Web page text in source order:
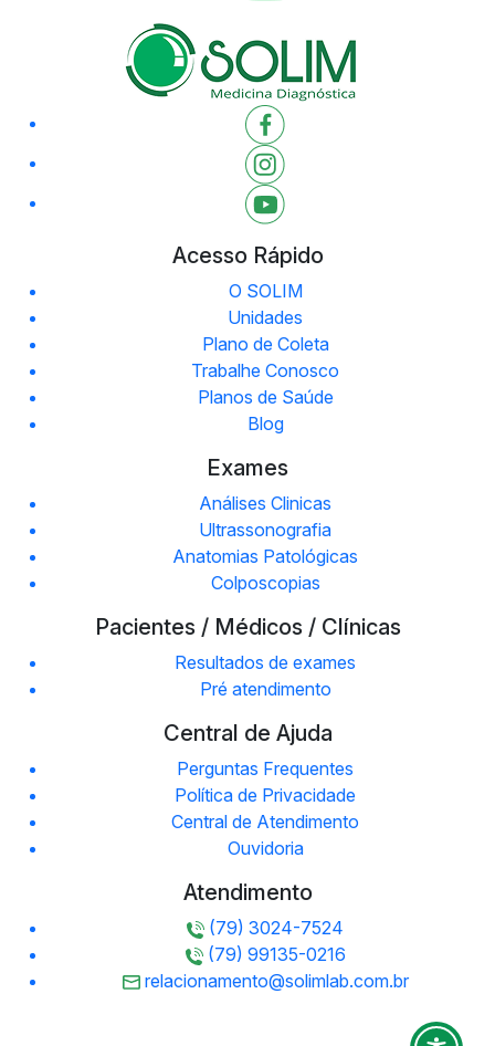
Acesso Rápido
O SOLIM
Unidades
Plano de Coleta
Trabalhe Conosco
Planos de Saúde
Blog
Exames
Análises Clinicas
Ultrassonografia
Anatomias Patológicas
Colposcopias
Pacientes / Médicos / Clínicas
Resultados de exames
Pré atendimento
Central de Ajuda
Perguntas Frequentes
Política de Privacidade
Central de Atendimento
Ouvidoria
Atendimento
(79) 3024-7524
(79) 99135-0216
relacionamento@solimlab.com.br